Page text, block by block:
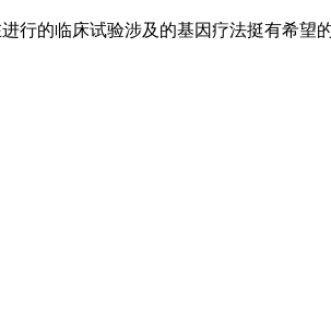
行的临床试验涉及的基因疗法挺有希